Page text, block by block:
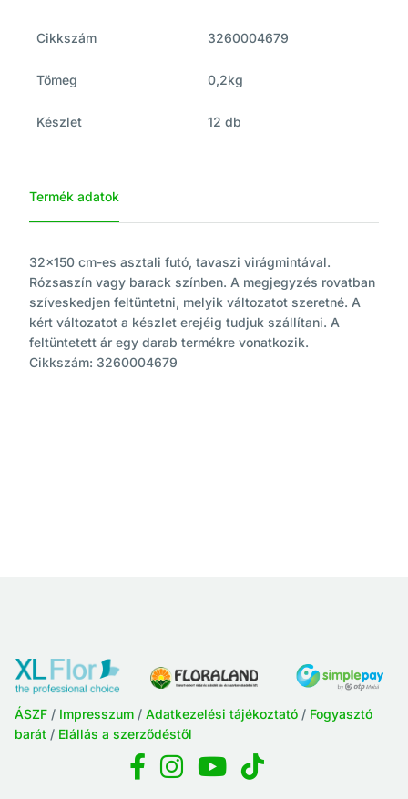
Cikkszám 3260004679
Tömeg 0,2kg
Készlet 12 db
Termék adatok
32x150 cm-es asztali futó, tavaszi virágmintával.
Rózsaszín vagy barack színben. A megjegyzés rovatban
szíveskedjen feltüntetni, melyik változatot szeretné. A
kért változatot a készlet erejéig tudjuk szállítani. A
feltüntetett ár egy darab termékre vonatkozik.
Cikkszám: 3260004679
ÁSZF / Impresszum / Adatkezelési tájékoztató / Fogyasztó
barát / Elállás a szerződéstől